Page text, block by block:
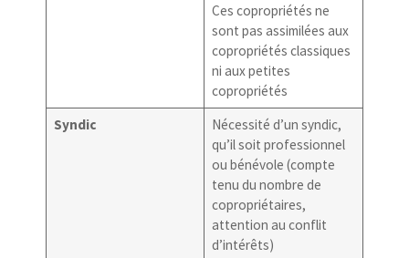
Ces copropriétés ne
sont pas assimilées aux
copropriétés classiques
ni aux petites
copropriétés
Syndic
Nécessité d’un syndic,
qu’il soit professionnel
ou bénévole (compte
tenu du nombre de
copropriétaires,
attention au conflit
d’intérêts)